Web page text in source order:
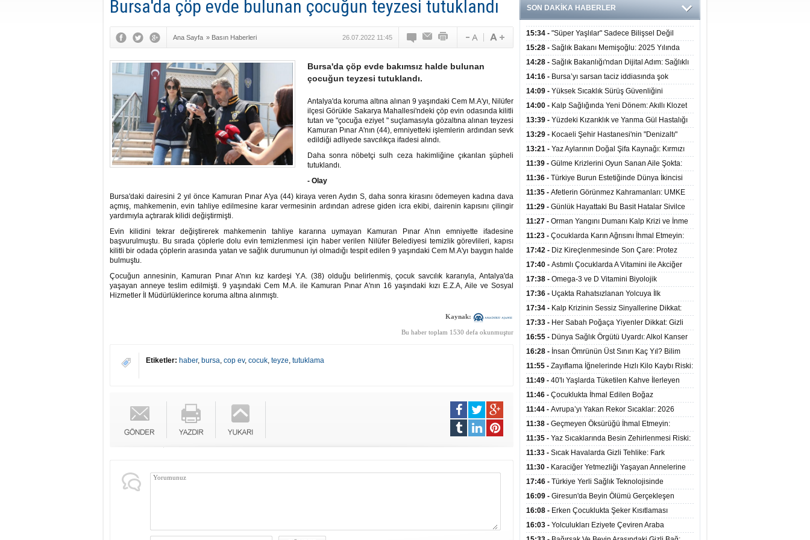
Bursa'da çöp evde bulunan çocuğun teyzesi tutuklandı
Ana Sayfa » Basın Haberleri 26.07.2022 11:45
Bursa'da çöp evde bakımsız halde bulunan
çocuğun teyzesi tutuklandı.
Antalya'da koruma altına alınan 9 yaşındaki Cem M.A'yı, Nilüfer
ilçesi Görükle Sakarya Mahallesi'ndeki çöp evin odasında kilitli
tutan ve "çocuğa eziyet " suçlamasıyla gözaltına alınan teyzesi
Kamuran Pınar A'nın (44), emniyetteki işlemlerin ardından sevk
edildiği adliyede savcılıkça ifadesi alındı.
Daha sonra nöbetçi sulh ceza hakimliğine çıkarılan şüpheli
tutuklandı.
- Olay
Bursa'daki dairesini 2 yıl önce Kamuran Pınar A'ya (44) kiraya veren Aydın S, daha sonra kirasını ödemeyen kadına dava
açmış, mahkemenin, evin tahliye edilmesine karar vermesinin ardından adrese giden icra ekibi, dairenin kapısını çilingir
yardımıyla açtırarak kilidi değiştirmişti.
Evin kilidini tekrar değiştirerek mahkemenin tahliye kararına uymayan Kamuran Pınar A'nın emniyette ifadesine
başvurulmuştu. Bu sırada çöplerle dolu evin temizlenmesi için haber verilen Nilüfer Belediyesi temizlik görevlileri, kapısı
kilitli bir odada çöplerin arasında yatan ve sağlık durumunun iyi olmadığı tespit edilen 9 yaşındaki Cem M.A'yı baygın halde
bulmuştu.
Çocuğun annesinin, Kamuran Pınar A'nın kız kardeşi Y.A. (38) olduğu belirlenmiş, çocuk savcılık kararıyla, Antalya'da
yaşayan anneye teslim edilmişti. 9 yaşındaki Cem M.A. ile Kamuran Pınar A'nın 16 yaşındaki kızı E.Z.A, Aile ve Sosyal
Hizmetler İl Müdürlüklerince koruma altına alınmıştı.
Kaynak:
Bu haber toplam 1530 defa okunmuştur
Etiketler: haber, bursa, cop ev, cocuk, teyze, tutuklama
SON DAKİKA HABERLER
15:34 - "Süper Yaşlılar" Sadece Bilişsel Değil
Fiziksel Olarak da Daha Sağlıklı Yaşıyor
15:28 - Sağlık Bakanı Memişoğlu: 2025 Yılında
300 Bini Aşkın Kişiye Emzirme Eğitimi Verildi
14:28 - Sağlık Bakanlığı'ndan Dijital Adım: Sağlıklı
Hayat Merkezlerinde Uzaktan Sağlık Hizmeti
Başladı
14:16 - Bursa’yı sarsan taciz iddiasında şok
gelişme!
14:09 - Yüksek Sıcaklık Sürüş Güvenliğini
Düşürüyor: 40 Derecede Güvenli Sürüş Süresi 53
Dakikaya İniyor
14:00 - Kalp Sağlığında Yeni Dönem: Akıllı Klozet
Kapağı 30 Saniyede Ritim Bozukluğunu Tespit
Ediyor
13:39 - Yüzdeki Kızarıklık ve Yanma Gül Hastalığı
(Rozasea) Belirtisi Olabilir
13:29 - Kocaeli Şehir Hastanesi'nin "Denizaltı"
Görünümlü Ünitesi Hastalara Umut Oluyor
13:21 - Yaz Aylarının Doğal Şifa Kaynağı: Kırmızı
Meyveler Bağışıklığı ve Kalbi Koruyor
11:39 - Gülme Krizlerini Oyun Sanan Aile Şokta:
3,5 Yaşındaki Çocuk 8 Kez Felç Geçirdi
11:36 - Türkiye Burun Estetiğinde Dünya İkincisi
Oldu
11:35 - Afetlerin Görünmez Kahramanları: UMKE
Dev Kadrosuyla Görev Başında
11:29 - Günlük Hayattaki Bu Basit Hatalar Sivilce
Oluşumunu Tetikliyor
11:27 - Orman Yangını Dumanı Kalp Krizi ve İnme
Riskini Artırıyor
11:23 - Çocuklarda Karın Ağrısını İhmal Etmeyin:
Apandisit Habercisi Olabilir
17:42 - Diz Kireçlenmesinde Son Çare: Protez
Ameliyatı İle Yaşam Kalitesi Artıyor
17:40 - Astımlı Çocuklarda A Vitamini ile Akciğer
Hacmi Arasında Bağlantı Bulundu
17:38 - Omega-3 ve D Vitamini Biyolojik
Yaşlanmayı Yavaşlatabilir
17:36 - Uçakta Rahatsızlanan Yolcuya İlk
Müdahale Sağlık Bakanı Memişoğlu'ndan Geldi
17:34 - Kalp Krizinin Sessiz Sinyallerine Dikkat:
Yalnızca Göğüs Ağrısıyla Gelmiyor
17:33 - Her Sabah Poğaça Yiyenler Dikkat: Gizli
Şeker ve Yağ Yükü Kalbi ve Bağırsakları Tehdit
Ediyor
16:55 - Dünya Sağlık Örgütü Uyardı: Alkol Kanser
Riskini Doğrudan Artırıyor
16:28 - İnsan Ömrünün Üst Sınırı Kaç Yıl? Bilim
İnsanlarından Yeni Yaşam Süresi Modeli
11:55 - Zayıflama İğnelerinde Hızlı Kilo Kaybı Riski:
Uzmanlar Hekim Kontrolü Şart Diyor
11:49 - 40'lı Yaşlarda Tüketilen Kahve İlerleyen
Yıllarda Zihinsel ve Fiziksel Sağlığı Koruyor
11:46 - Çocuklukta İhmal Edilen Boğaz
Enfeksiyonu İleride Kalp Kapağını Bozabiliyor
11:44 - Avrupa’yı Yakan Rekor Sıcaklar: 2026
Haziran Ayında 10 Binden Fazla Can Kaybı
11:38 - Geçmeyen Öksürüğü İhmal Etmeyin:
Akciğer Korunarak Tümörden Kurtuldu
11:35 - Yaz Sıcaklarında Besin Zehirlenmesi Riski:
Açıkta Kalan Gıdalara Dikkat
11:33 - Sıcak Havalarda Gizli Tehlike: Fark
Edilmeyen Sıvı Kaybı Organları Tehdit Ediyor
11:30 - Karaciğer Yetmezliği Yaşayan Annelerine
Oğlundan Hayat Veren Doku Nakli
17:46 - Türkiye Yerli Sağlık Teknolojisinde
Büyüyor: 40 Ülkeye Solunum Cihazı İhraç Ediliyor
16:09 - Giresun'da Beyin Ölümü Gerçekleşen
Kişinin Organları 4 Hastaya Yaşam Umudu Oldu
16:08 - Erken Çocuklukta Şeker Kısıtlaması
Demans Riskini Yüzde 23 Azaltıyor
16:03 - Yolculukları Eziyete Çeviren Araba